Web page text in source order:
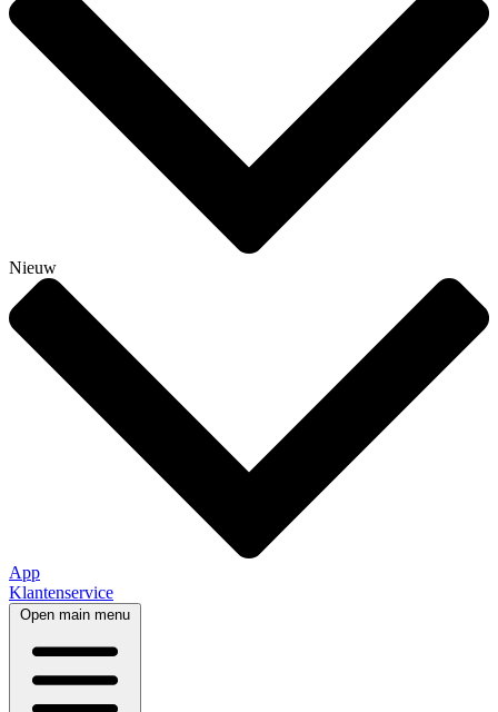
Nieuw
App
Klantenservice
Open main menu